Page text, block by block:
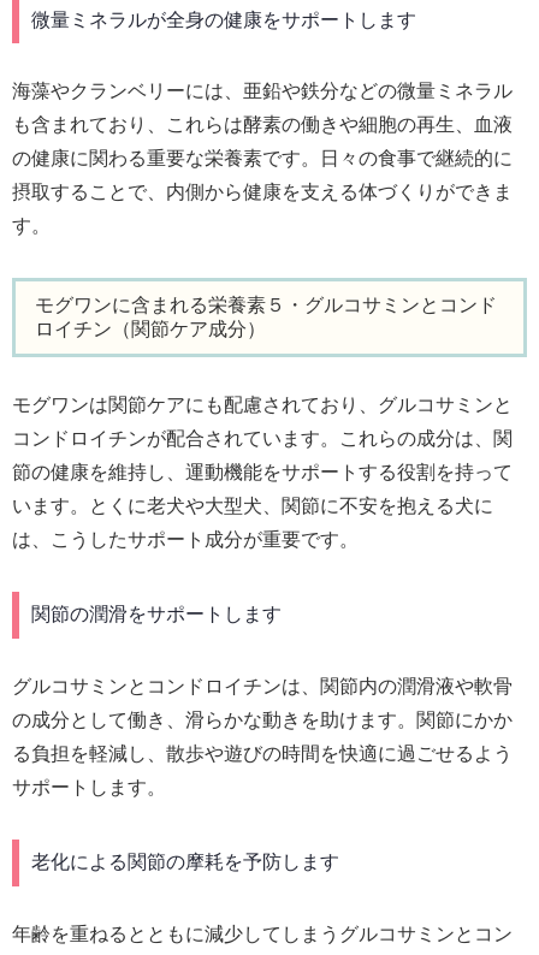
微量ミネラルが全身の健康をサポートします
海藻やクランベリーには、亜鉛や鉄分などの微量ミネラル
も含まれており、これらは酵素の働きや細胞の再生、血液
の健康に関わる重要な栄養素です。日々の食事で継続的に
摂取することで、内側から健康を支える体づくりができま
す。
モグワンに含まれる栄養素５・グルコサミンとコンド
ロイチン（関節ケア成分）
モグワンは関節ケアにも配慮されており、グルコサミンと
コンドロイチンが配合されています。これらの成分は、関
節の健康を維持し、運動機能をサポートする役割を持って
います。とくに老犬や大型犬、関節に不安を抱える犬に
は、こうしたサポート成分が重要です。
関節の潤滑をサポートします
グルコサミンとコンドロイチンは、関節内の潤滑液や軟骨
の成分として働き、滑らかな動きを助けます。関節にかか
る負担を軽減し、散歩や遊びの時間を快適に過ごせるよう
サポートします。
老化による関節の摩耗を予防します
年齢を重ねるとともに減少してしまうグルコサミンとコン